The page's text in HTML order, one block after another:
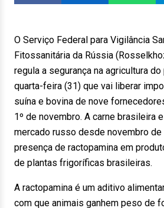
O Serviço Federal para Vigilância
Fitossanitária da Rússia
regula a segurança na agricultura
quarta-feira (31) que vai liberar
suína e bovina de nove
1º de novembro. A carne brasileira
mercado russo desde novembro
presença de ractopamina em
de plantas frigoríficas brasileiras.
A ractopamina é um aditivo
com que animais ganhem peso de